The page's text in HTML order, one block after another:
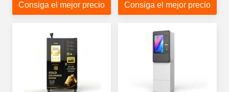
impermeable Ip65
Consiga el mejor precio Consiga el mejor precio